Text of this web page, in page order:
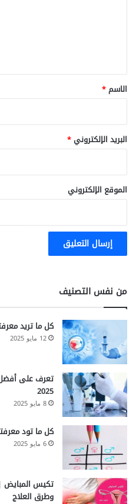
*
الاسم*
البريد الإلكتروني*
الموقع الإلكتروني
من نفس التصنيف
كل ما تريد
12 مايو 2025
تعرف على
2025
8 مايو 2025
كل ما تود
6 مايو 2025
تكيس المبايض
وطرق العلاج